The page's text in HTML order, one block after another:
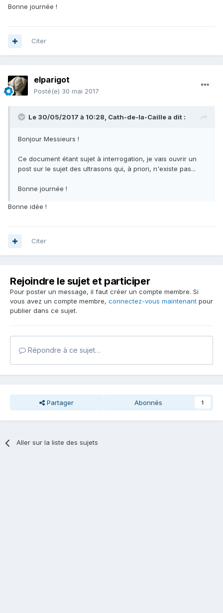
Bonne journée !
Citer
elparigot
Posté(e) 30 mai 2017
Le 30/05/2017 à 10:28, Cath-de-la-Caillea dit :
Bonjour Messieurs !
Ce document étant sujet à interrogation, je vais ouvrir un
post sur le sujet des ultrasons qui, à priori, n'existe pas...
Bonne journée !
Bonne idée !
Citer
Rejoindre le sujet et participer
Pour poster un message, il faut créer un compte membre. Si
vous avez un compte membre, connectez-vous maintenant pour
publier dans ce sujet.
Répondre à ce sujet…
Partager Abonnés 1
Aller sur la liste des sujets